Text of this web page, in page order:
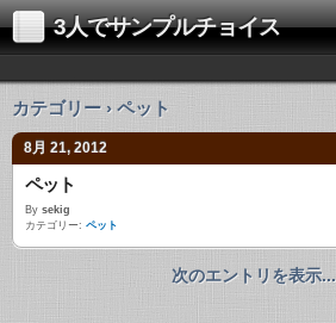
3人でサンプルチョイス
カテゴリー › ペット
8月 21, 2012
ペット
By sekig
カテゴリー: ペット
次のエントリを表示...